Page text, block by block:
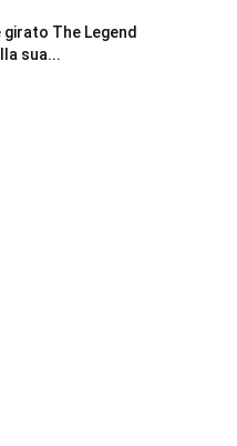
girato The Legend
sua...